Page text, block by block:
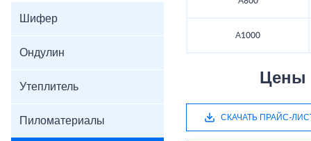
Шифер
Ондулин
Утеплитель
Пиломатериалы
А1000
Цены
СКАЧАТЬ ПРАЙС-